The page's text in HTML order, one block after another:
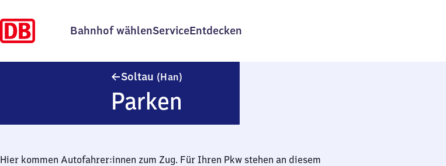
Bahnhof wählenServiceEntdecken
Soltau (Han)
Parken
Hier kommen Autofahrer:innen zum Zug. Für Ihren Pkw stehen an diesem